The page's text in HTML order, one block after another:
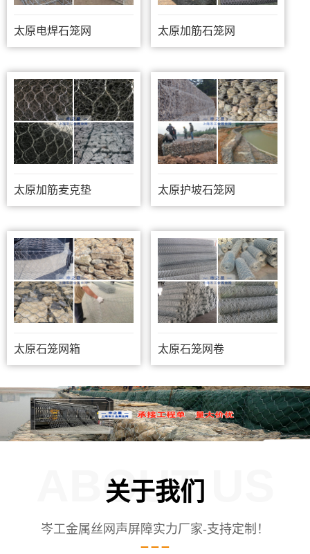
太原电焊石笼网 太原加筋石笼网
太原加筋麦克垫 太原护坡石笼网
太原石笼网箱 太原石笼网卷
关于我们
ABOUT US
岑工金属丝网声屏障实力厂家-支持定制！